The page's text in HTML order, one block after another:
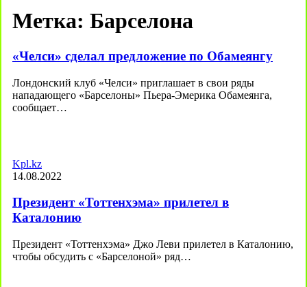
Метка: Барселона
«Челси» сделал предложение по Обамеянгу
Лондонский клуб «Челси» приглашает в свои ряды
нападающего «Барселоны» Пьера-Эмерика Обамеянга,
сообщает…
Kpl.kz
14.08.2022
Президент «Тоттенхэма» прилетел в
Каталонию
Президент «Тоттенхэма» Джо Леви прилетел в Каталонию,
чтобы обсудить с «Барселоной» ряд…